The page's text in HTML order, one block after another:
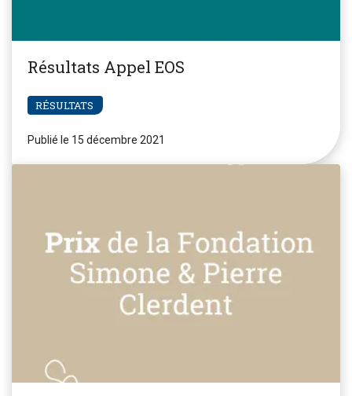
Résultats Appel EOS
RÉSULTATS
Publié le 15 décembre 2021